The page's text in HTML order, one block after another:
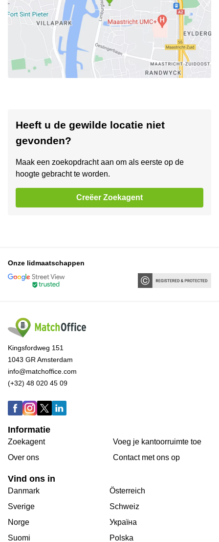
Heeft u de gewilde locatie niet
gevonden?
Maak een zoekopdracht aan om als eerste op de
hoogte gebracht te worden.
Creëer Zoekagent
Onze lidmaatschappen
Kingsfordweg 151
1043 GR Amsterdam
info@matchoffice.com
(+32) 48 020 45 09
Informatie
Zoekagent
Over ons
Voeg je kantoorruimte toe
Сontact met ons op
Vind ons in
Danmark
Sverige
Norge
Suomi
Österreich
Schweiz
Україна
Polska